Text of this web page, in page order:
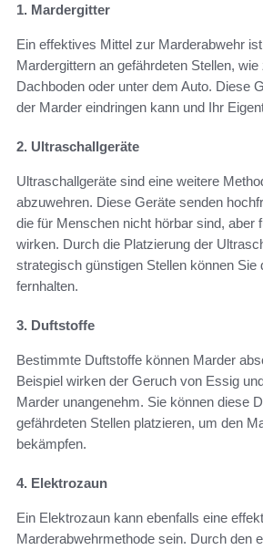
1. Mardergitter
Ein effektives Mittel zur Marderabwehr
Mardergittern an gefährdeten Stellen,
Dachboden oder unter dem Auto. Diese
der Marder eindringen kann und Ihr
2. Ultraschallgeräte
Ultraschallgeräte sind eine weitere
abzuwehren. Diese Geräte senden
die für Menschen nicht hörbar sind, aber
wirken. Durch die Platzierung der
strategisch günstigen Stellen können Sie
fernhalten.
3. Duftstoffe
Bestimmte Duftstoffe können Marder
Beispiel wirken der Geruch von Essig
Marder unangenehm. Sie können diese
gefährdeten Stellen platzieren, um den
bekämpfen.
4. Elektrozaun
Ein Elektrozaun kann ebenfalls eine
Marderabwehrmethode sein. Durch den